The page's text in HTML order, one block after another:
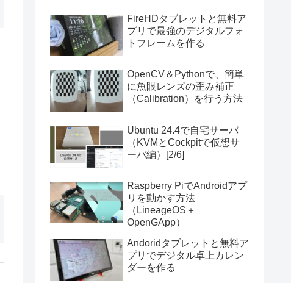
FireHDタブレットと無料ア
プリで最強のデジタルフォ
トフレームを作る
OpenCV＆Pythonで、簡単
に魚眼レンズの歪み補正
（Calibration）を行う方法
Ubuntu 24.4で自宅サーバ
（KVMとCockpitで仮想サ
ーバ編）[2/6]
Raspberry PiでAndroidアプ
リを動かす方法
（LineageOS＋
OpenGApp）
Andoridタブレットと無料ア
プリでデジタル卓上カレン
ダーを作る